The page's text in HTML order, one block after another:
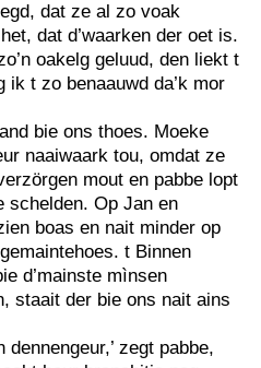
dat ze al zo voak
dat d’waarken der oet is.
oakelg geluud, den liekt t
t zo benaauwd da’k mor
bie ons thoes. Moeke
naaiwaark tou, omdat ze
mout en pabbe lopt
schelden. Op Jan en
boas en nait minder op
t Binnen
d’mainste mìnsen
staait der bie ons nait ains
zegt pabbe,